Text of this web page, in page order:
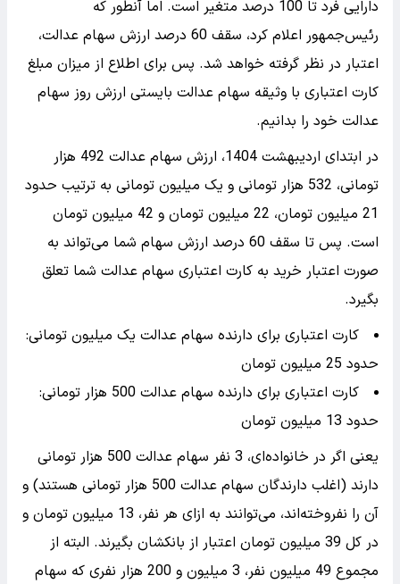
دارایی فرد تا 100 درصد متغیر است. اما آنطور که
رئیس‌جمهور اعلام کرد، سقف 60 درصد ارزش سهام عدالت،
اعتبار در نظر گرفته خواهد شد. پس برای اطلاع از میزان مبلغ
کارت اعتباری با وثیقه سهام عدالت بایستی ارزش روز سهام
عدالت خود را بدانیم.
در ابتدای اردیبهشت 1404، ارزش سهام عدالت 492 هزار
تومانی، 532 هزار تومانی و یک میلیون تومانی به ترتیب حدود
21 میلیون تومان، 22 میلیون تومان و 42 میلیون تومان
است. پس تا سقف 60 درصد ارزش سهام شما می‌تواند به
صورت اعتبار خرید به کارت اعتباری سهام عدالت شما تعلق
بگیرد.
کارت اعتباری برای دارنده سهام عدالت یک میلیون تومانی:
حدود 25 میلیون تومان
کارت اعتباری برای دارنده سهام عدالت 500 هزار تومانی:
حدود 13 میلیون تومان
یعنی اگر در خانواده‌ای، 3 نفر سهام عدالت 500 هزار تومانی
دارند (اغلب دارندگان سهام عدالت 500 هزار تومانی هستند) و
آن را نفروخته‌اند، می‌توانند به ازای هر نفر، 13 میلیون تومان و
در کل 39 میلیون تومان اعتبار از بانکشان بگیرند. البته از
مجموع 49 میلیون نفر، 3 میلیون و 200 هزار نفری که سهام